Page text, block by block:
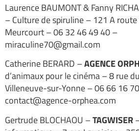
Laurence BAUMONT & Fanny
– Culture de spiruline – 121 A
Meurcourt – 06 32 46 49 40 –
miraculine70@gmail.com
Catherine BERARD –AGENCE
d’animaux pour le cinéma – 8 rue
Villeneuve-sur-Yonne – 06 66 16
contact@agence-orphea.com
Gertrude BLOCHAOU –TAGWISER